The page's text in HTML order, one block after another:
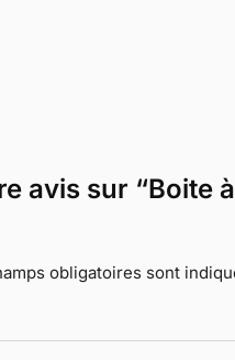
avis sur “Boite
obligatoires sont